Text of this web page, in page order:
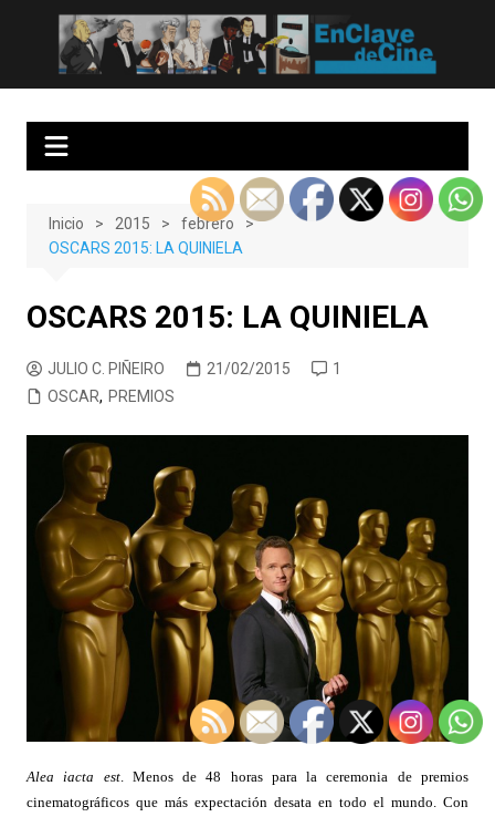
contenido
EnClave de Cine
Crítica cinematográfica y audiovisual. Punto de encuentro para los
Inicio 2015
febrero
OSCARS 2015: LA QUINIELA
OSCARS 2015: LA QUINIELA
JULIO C. PIÑEIRO 21/02/2015
1
OSCAR, PREMIOS
Alea iacta est. Menos de 48 horas para la ceremonia de premios
cinematográficos que más expectación desata en todo el mundo. Con